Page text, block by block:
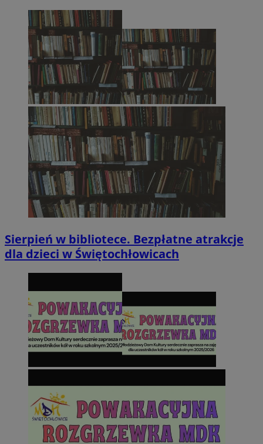
Sierpień w bibliotece. Bezpłatne atrakcje
dla dzieci w Świętochłowicach